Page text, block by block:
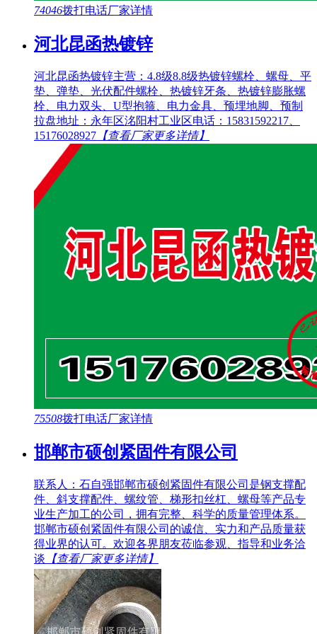
74046拨打电话厂家详情
河北昆函热镀锌
河北昆函热镀锌主营：4.8级8.8级热镀锌螺栓、螺母、平
垫、弹垫、光伏配件螺栓、热镀锌牙条、热镀锌膨胀螺
栓、电力双头、U型抱箍、电力金具、预埋地脚、预制
拉盘地址：永年区洺阳村工业区电话：15831592217、
15176028927 【查看厂家更多详情】
75508拨打电话厂家详情
邯郸市硕创紧固件有限公司
联系人：石自强邯郸市硕创紧固件有限公司是钢支撑配
件、斜支撑配件、螺纹管、梯形扣丝杠、螺母等产品专
业生产加工的公司，拥有完整、科学的质量管理体系。
邯郸市硕创紧固件有限公司的诚信、实力和产品质量获
得业界的认可。欢迎各界朋友莅临参观、指导和业务洽
谈 【查看厂家更多详情】